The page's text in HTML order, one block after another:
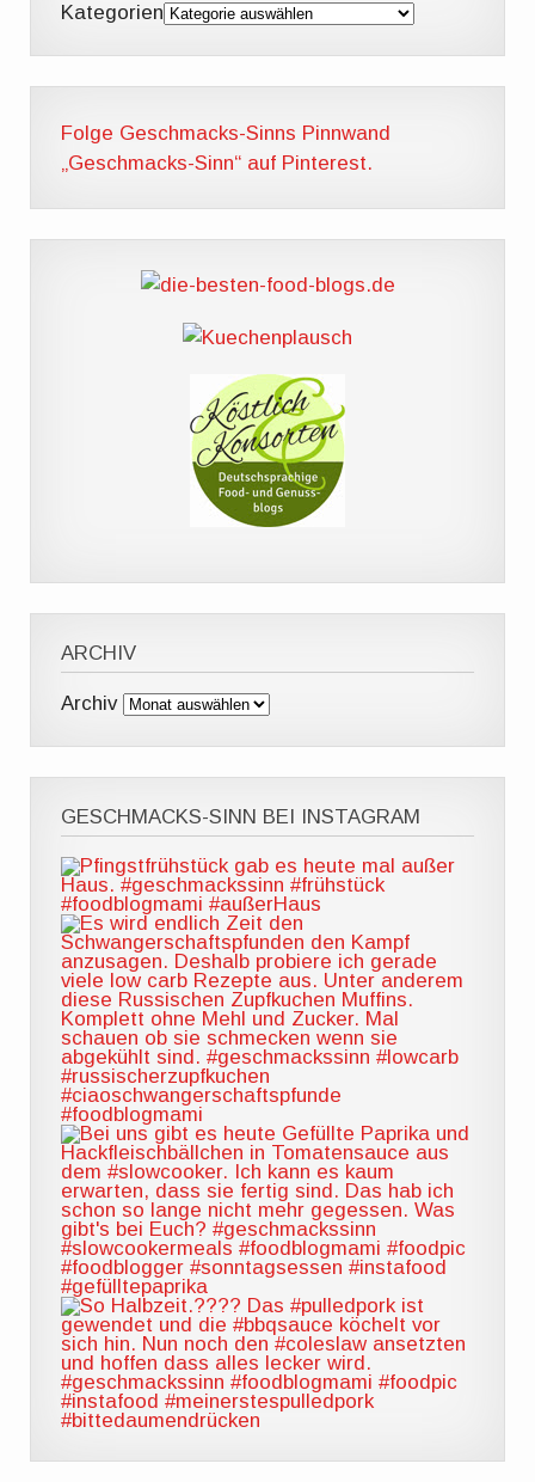
Kategorien
Folge Geschmacks-Sinns Pinnwand
„Geschmacks-Sinn“ auf Pinterest.
ARCHIV
Archiv
GESCHMACKS-SINN BEI INSTAGRAM